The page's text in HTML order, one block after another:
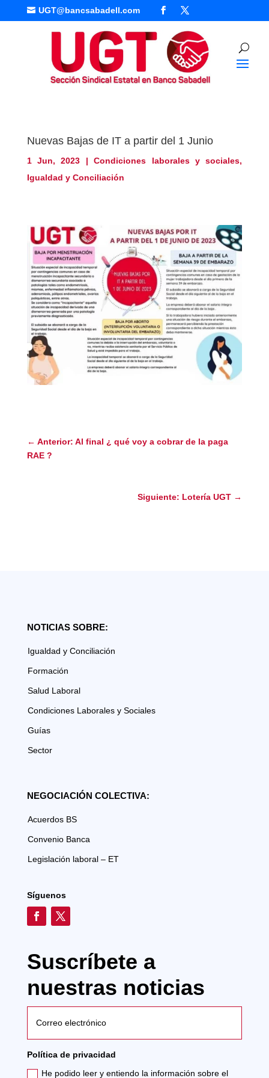
 UGT@bancsabadell.com
Nuevas Bajas de IT a partir del 1 Junio
1 Jun, 2023 |Condiciones laborales y sociales,
Igualdad y Conciliación
← Anterior: Al final ¿ qué voy a cobrar de la paga
RAE ?
Siguiente: Lotería UGT →
NOTICIAS SOBRE:
Igualdad y Conciliación
Formación
Salud Laboral
Condiciones Laborales y Sociales
Guías
Sector
NEGOCIACIÓN COLECTIVA:
Acuerdos BS
Convenio Banca
Legislación laboral – ET
Síguenos
Suscríbete a
nuestras noticias
Política de privacidad
He podido leer y entiendo la información sobre el